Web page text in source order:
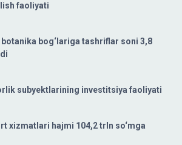
faoliyati
botanika bog‘lariga tashriflar soni 3,8
subyektlarining investitsiya faoliyati
xizmatlari hajmi 104,2 trln so‘mga